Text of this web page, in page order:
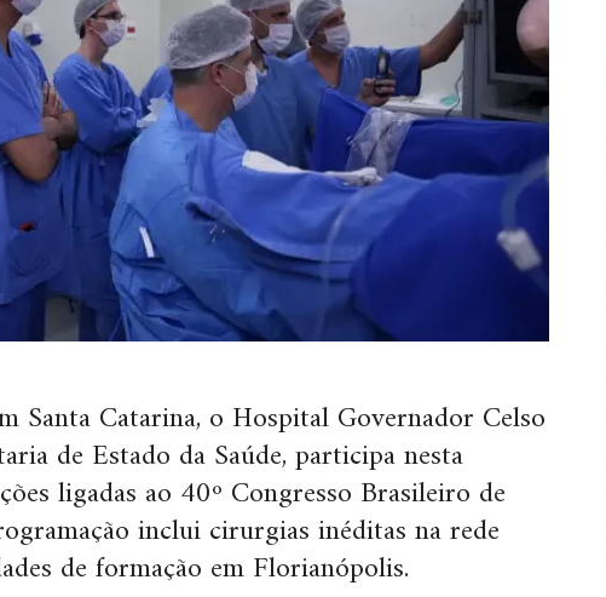
Santa Catarina, o Hospital Governador Celso
de Estado da Saúde, participa nesta
ligadas ao 40º Congresso Brasileiro de
inclui cirurgias inéditas na rede
de formação em Florianópolis.